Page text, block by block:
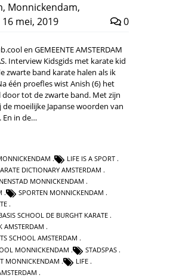
, Monnickendam,
16 mei, 2019 0
en GEMEENTE AMSTERDAM
Interview Kidsgids met karate kid
zwarte band karate halen als ik
één proefles wist Anish (6) het
door tot de zwarte band. Met zijn
moeilijke Japanse woorden van
En in de…
LIFE IS A SPORT
DICTIONARY AMSTERDAM
MONNICKENDAM
SPORTEN MONNICKENDAM
SCHOOL DE BURGHT KARATE
AMSTERDAM
SCHOOL AMSTERDAM
MONNICKENDAM
STADSPAS
MONNICKENDAM
LIFE